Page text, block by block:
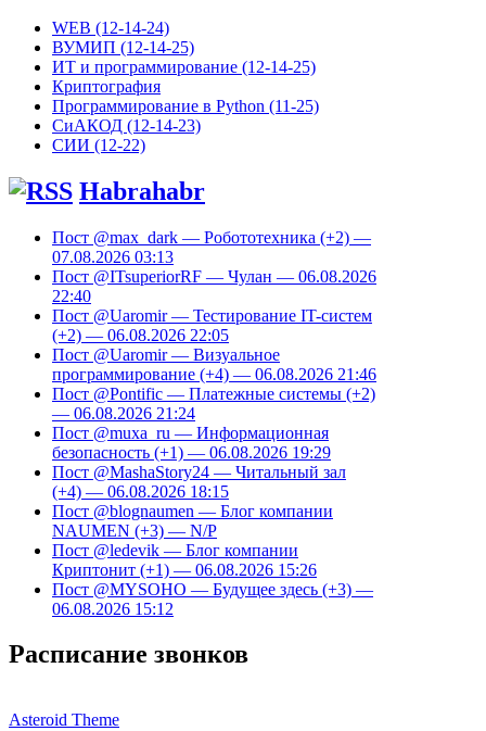
WEB (12-14-24)
ВУМИП (12-14-25)
ИТ и программирование (12-14-25)
Криптография
Программирование в Python (11-25)
СиАКОД (12-14-23)
СИИ (12-22)
Habrahabr
Пост @max_dark — Робототехника (+2) —
07.08.2026 03:13
Пост @ITsuperiorRF — Чулан — 06.08.2026
22:40
Пост @Uaromir — Тестирование IT-систем
(+2) — 06.08.2026 22:05
Пост @Uaromir — Визуальное
программирование (+4) — 06.08.2026 21:46
Пост @Pontific — Платежные системы (+2)
— 06.08.2026 21:24
Пост @muxa_ru — Информационная
безопасность (+1) — 06.08.2026 19:29
Пост @MashaStory24 — Читальный зал
(+4) — 06.08.2026 18:15
Пост @blognaumen — Блог компании
NAUMEN (+3) — N/P
Пост @ledevik — Блог компании
Криптонит (+1) — 06.08.2026 15:26
Пост @MYSOHO — Будущее здесь (+3) —
06.08.2026 15:12
Расписание звонков
Asteroid Theme